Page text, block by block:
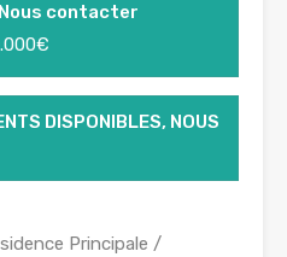
contacter
DISPONIBLES, NOUS
Principale /